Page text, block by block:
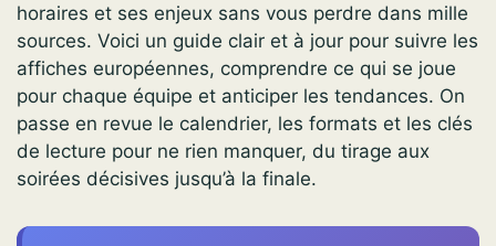
horaires et ses enjeux sans vous perdre dans mille
sources. Voici un guide clair et à jour pour suivre les
affiches européennes, comprendre ce qui se joue
pour chaque équipe et anticiper les tendances. On
passe en revue le calendrier, les formats et les clés
de lecture pour ne rien manquer, du tirage aux
soirées décisives jusqu’à la finale.